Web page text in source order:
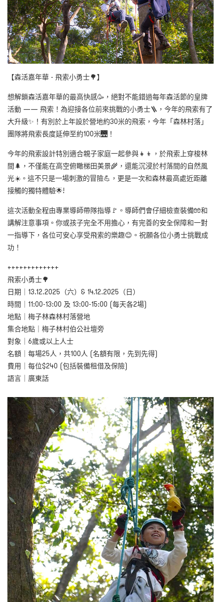
【森活嘉年華 - 飛索小勇士🌳】
想解鎖森活嘉年華的最高快感🥳，絕對不能錯過每年森活節的皇牌
活動 —— 飛索！為迎接各位前來挑戰的小勇士🪜，今年的飛索有了
大升級✨！有別於上年設於營地約30米的飛索，今年「森林村落」
團隊將飛索長度延伸至約100米🌉！
今年的飛索設計特別適合親子家庭一起參與👧👦，於飛索上穿梭林
間🌲，不僅能在高空俯瞰梯田美景🌾，還能沉浸於村落間的自然風
光☀️。這不只是一場刺激的冒險💪，更是一次和森林最高處近距離
接觸的獨特體驗🌟!
這次活動全程由專業導師帶隊指導🚩。導師們會仔細檢查裝備🧤和
講解注意事項。你或孩子完全不用擔心，有完善的安全保障和一對
一指導下，各位可安心享受飛索的樂趣😊。祝願各位小勇士挑戰成
功！
+++++++++++++
飛索小勇士🌳
日期｜13.12.2025（六）& 14.12.2025（日）
時間｜11:00-13:00 及 13:00-15:00 (每天各2場)
地點｜梅子林森林村落營地
集合地點｜梅子林村伯公社壇旁
對象｜ 6歲或以上人士
名額｜每場25人，共100人 (名額有限，先到先得)
費用｜每位$240 (包括裝備租借及保險)
語言｜廣東話